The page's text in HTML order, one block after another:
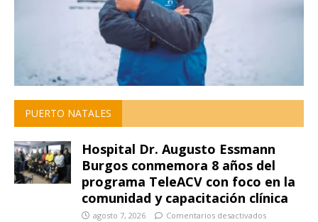
PUERTO NATALES
Hospital Dr. Augusto Essmann
Burgos conmemora 8 años del
programa TeleACV con foco en la
comunidad y capacitación clínica
agosto 7, 2026 Comentarios desactivados